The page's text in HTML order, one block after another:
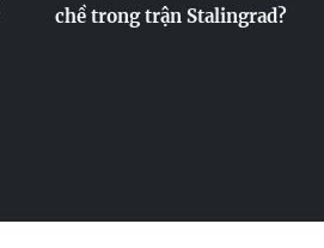
chề trong trận Stalingrad?